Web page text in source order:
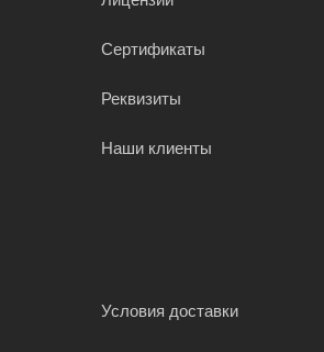
Сертификаты
Реквизиты
Наши клиенты
Условия доставки